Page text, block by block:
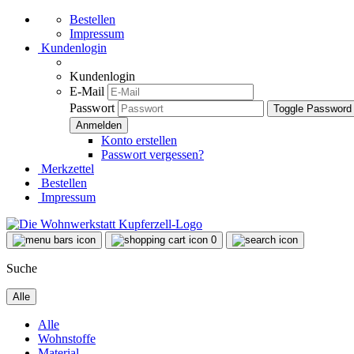
Bestellen
Impressum
Kundenlogin
Kundenlogin
E-Mail
Passwort
Toggle
Konto erstellen
Passwort vergessen?
Merkzettel
Bestellen
Impressum
0
Suche
Alle
Alle
Wohnstoffe